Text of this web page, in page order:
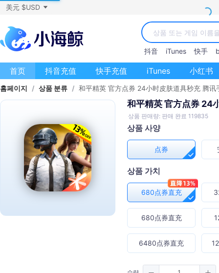
美元 $USD
抖音 iTunes 快手
首页 抖音充值 快手充值 iTunes 小红书
홈페이지 / 상품 분류 / 和平精英 官方点券 24小时皮肤道具秒充 腾讯
和平精英 官方点券 24
상품 판매량: 판매 완료 119835
상품 사양
点券
상품 가치
680点券直充
680点券直充
6480点券直充